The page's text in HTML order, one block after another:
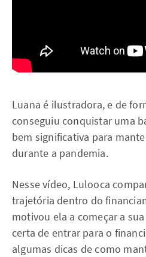
Luana é ilustradora, e de
conseguiu conquistar uma
bem significativa para
durante a pandemia.
Nesse vídeo, Lulooca
trajetória dentro do
motivou ela a começar a
certa de entrar para o
algumas dicas de como